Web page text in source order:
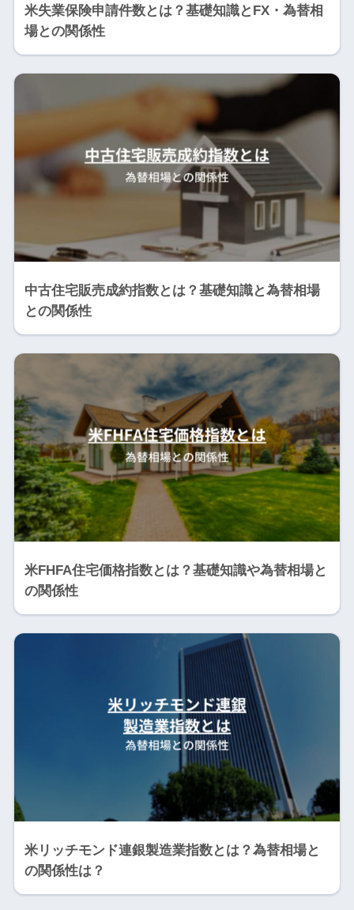
米失業保険申請件数とは？基礎知識とFX・為替相
場との関係性
中古住宅販売成約指数とは？基礎知識と為替相場
との関係性
米FHFA住宅価格指数とは？基礎知識や為替相場と
の関係性
米リッチモンド連銀製造業指数とは？為替相場と
の関係性は？